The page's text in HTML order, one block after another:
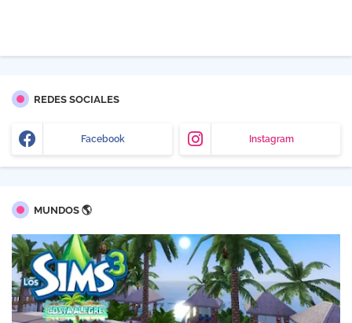
REDES SOCIALES
Facebook Instagram
MUNDOS 🌎